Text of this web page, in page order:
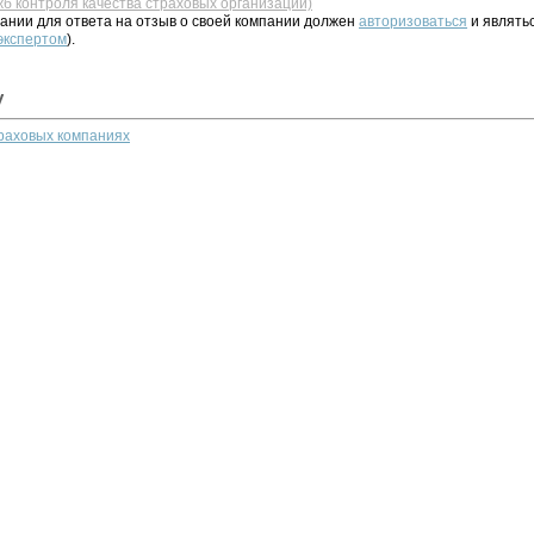
для ответа на отзыв о своей компании должен авторизоваться и
).
компаниях